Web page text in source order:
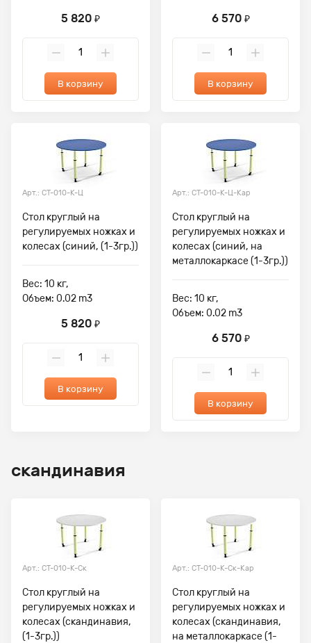
5 820 ₽
В корзину
6 570 ₽
В корзину
Арт.: СТ-010-К-Ц
Стол круглый на
регулируемых ножках и
колесах (синий, (1-3гр.))
Вес: 10 кг,
Объем: 0.02 m3
5 820 ₽
В корзину
Арт.: СТ-010-К-Ц-Кар
Стол круглый на
регулируемых ножках и
колесах (синий, на
металлокаркасе (1-3гр.))
Вес: 10 кг,
Объем: 0.02 m3
6 570 ₽
В корзину
скандинавия
Арт.: СТ-010-К-Ск
Стол круглый на
регулируемых ножках и
колесах (скандинавия,
(1-3гр.))
Арт.: СТ-010-К-Ск-Кар
Стол круглый на
регулируемых ножках и
колесах (скандинавия,
на металлокаркасе (1-